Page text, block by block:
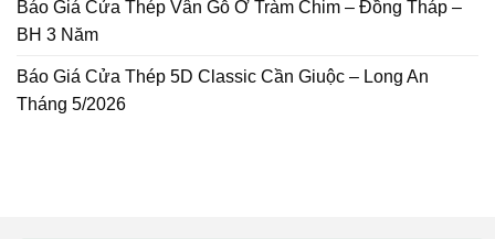
Báo Giá Cửa Thép Vân Gỗ Ở Tràm Chim – Đồng Tháp –
BH 3 Năm
Báo Giá Cửa Thép 5D Classic Cần Giuộc – Long An
Tháng 5/2026